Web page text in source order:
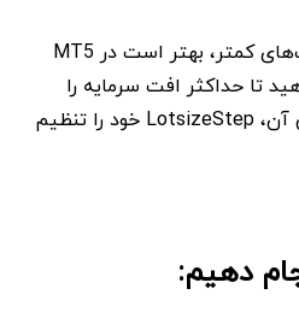
هنگام استفاده از جفت‌های کمتر، بهتر است در MT5
تا حداکثر افت سرمایه را
تعیین کرده و بر اساس آن، LotsizeStep خود را تنظیم
دهیم: